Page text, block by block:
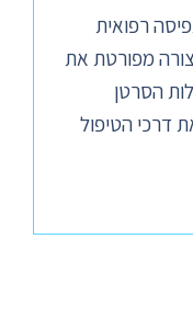
רפואית
מפורטת את
הסרטן
דרכי הטיפול